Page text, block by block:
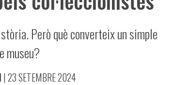
Però què converteix un simple
museu?
|23 SETEMBRE 2024